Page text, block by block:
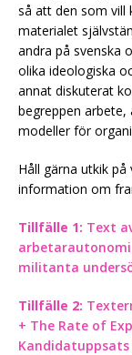
så att den som vill
materialet
andra på svenska
olika ideologiska
annat diskuterat
begreppen
modeller för
Håll gärna utkik
information om
Tillfälle 1: Text
militanta
Tillfälle 2:
+ The Rate of
Kandidatuppsats